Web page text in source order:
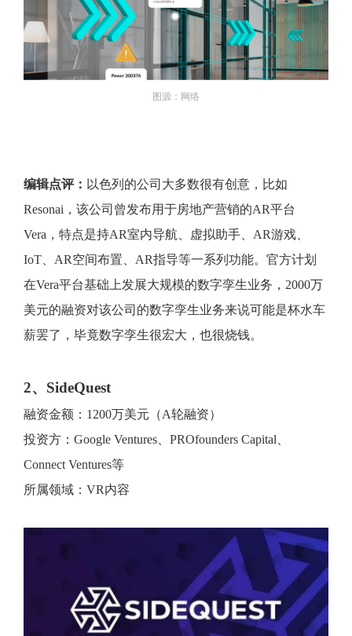
图源：网络
编辑点评： 以色列的公司大多数很有创意，比如
Resonai，该公司曾发布用于房地产营销的AR平台
Vera，特点是持AR室内导航、虚拟助手、AR游戏、
IoT、AR空间布置、AR指导等一系列功能。官方计划
在Vera平台基础上发展大规模的数字孪生业务，2000万
美元的融资对该公司的数字孪生业务来说可能是杯水车
薪罢了，毕竟数字孪生很宏大，也很烧钱。
2、SideQuest
融资金额：1200万美元（A轮融资）
投资方：Google Ventures、PROfounders Capital、
Connect Ventures等
所属领域：VR内容